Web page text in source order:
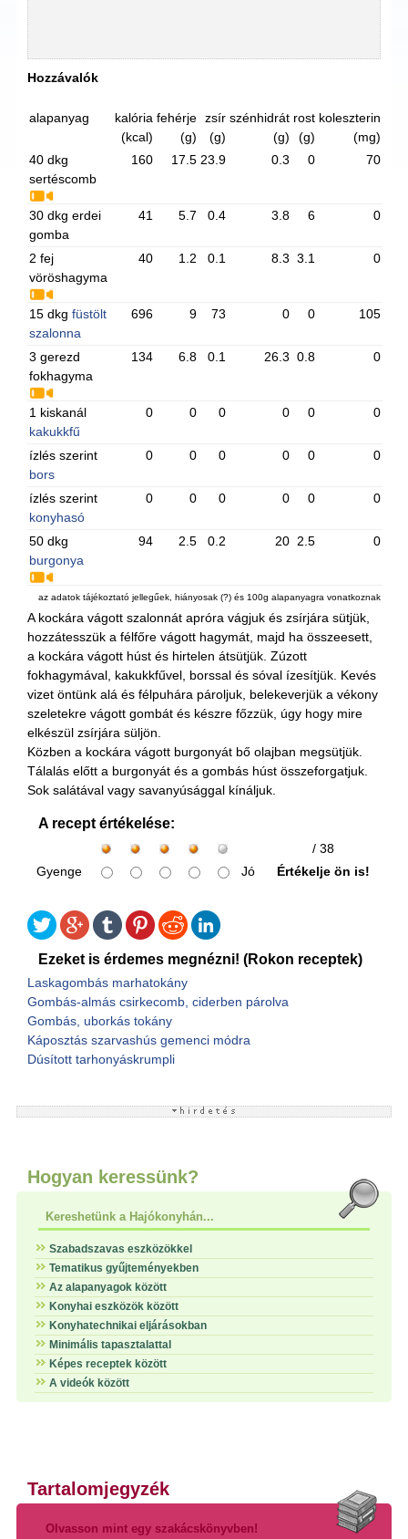
Hozzávalók
alapanyag
kalória
(kcal)
fehérje
(g)
zsír
(g)
szénhidrát
(g)
rost
(g)
koleszterin
(mg)
40 dkg
sertéscomb
160 17.5 23.9 0.3 0 70
30 dkg erdei
gomba
41 5.7 0.4 3.8 6 0
2 fej
vöröshagyma
40 1.2 0.1 8.3 3.1 0
15 dkgfüstölt
szalonna
696 9 73 0 0 105
3 gerezd
fokhagyma
134 6.8 0.1 26.3 0.8 0
1 kiskanál
kakukkfű
0 0 0 0 0 0
ízlés szerint
bors
0 0 0 0 0 0
ízlés szerint
konyhasó
0 0 0 0 0 0
50 dkg
burgonya
94 2.5 0.2 20 2.5 0
az adatok tájékoztató jellegűek, hiányosak (?) és 100g alapanyagra vonatkoznak
A kockára vágott szalonnát apróra vágjuk és zsírjára sütjük,
hozzátesszük a félfőre vágott hagymát, majd ha összeesett,
a kockára vágott húst és hirtelen átsütjük. Zúzott
fokhagymával, kakukkfűvel, borssal és sóval ízesítjük. Kevés
vizet öntünk alá és félpuhára pároljuk, belekeverjük a vékony
szeletekre vágott gombát és készre főzzük, úgy hogy mire
elkészül zsírjára süljön.
Közben a kockára vágott burgonyát bő olajban megsütjük.
Tálalás előtt a burgonyát és a gombás húst összeforgatjuk.
Sok salátával vagy savanyúsággal kínáljuk.
A recept értékelése:
/ 38
Gyenge
Jó Értékelje ön is!
Ezeket is érdemes megnézni! (Rokon receptek)
Laskagombás marhatokány
Gombás-almás csirkecomb, ciderben párolva
Gombás, uborkás tokány
Káposztás szarvashús gemenci módra
Dúsított tarhonyáskrumpli
Hogyan keressünk?
Kereshetünk a Hajókonyhán...
Szabadszavas eszközökkel
Tematikus gyűjteményekben
Az alapanyagok között
Konyhai eszközök között
Konyhatechnikai eljárásokban
Minimális tapasztalattal
Képes receptek között
A videók között
Tartalomjegyzék
Olvasson mint egy szakácskönyvben!